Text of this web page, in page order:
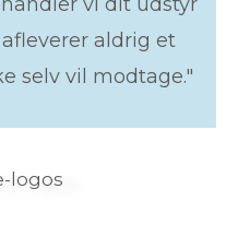
vi dit udstyr
aldrig et
selv vil modtage."